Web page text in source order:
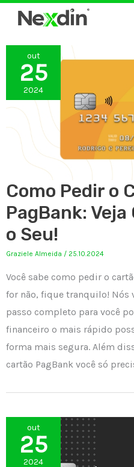
para
conteúdo
out
25
2024
Como Pedir o
PagBank:
o Seu!
Graziele Almeida / 25.10.2024
Você sabe como pedir o
for não, fique tranquilo! Nós
passo completo para você
financeiro o mais rápido
forma mais segura. Além
cartão PagBank você só
out
25
2024